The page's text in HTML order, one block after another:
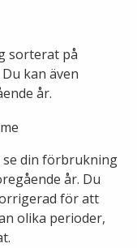
sorterat på
kan även
år.
se din förbrukning
år. Du
för att
olika perioder,